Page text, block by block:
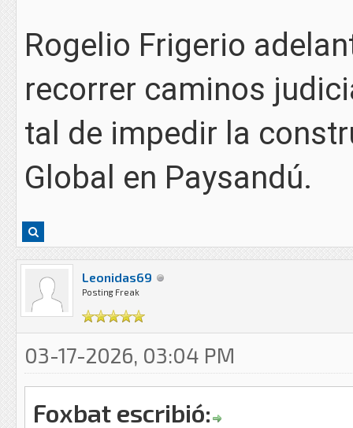
Rogelio Frigerio
recorrer caminos
tal de impedir la
Global en Paysandú.
Leonidas69
Posting Freak
03-17-2026, 03:04 PM
Foxbat escribió: